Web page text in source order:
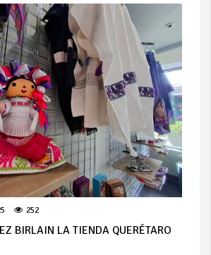
252
BIRLAIN LA TIENDA QUERÉTARO